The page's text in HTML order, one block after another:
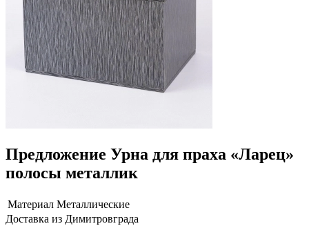
Предложение Урна для праха «Ларец»
полосы металлик
Материал Металлические
Доставка из Димитровграда